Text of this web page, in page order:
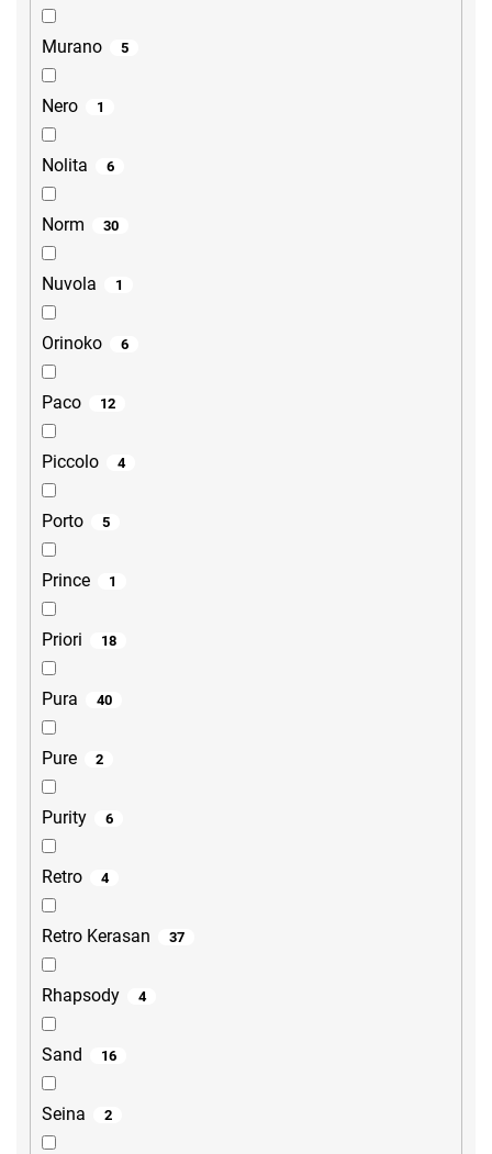
Murano 5
Nero 1
Nolita 6
Norm 30
Nuvola 1
Orinoko 6
Paco 12
Piccolo 4
Porto 5
Prince 1
Priori 18
Pura 40
Pure 2
Purity 6
Retro 4
Retro Kerasan 37
Rhapsody 4
Sand 16
Seina 2